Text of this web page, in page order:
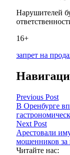
Нарушителей
16+
запрет на
Previous Post
В Оренбурге
Next Post
Арестовали
мошенников за
Читайте нас: